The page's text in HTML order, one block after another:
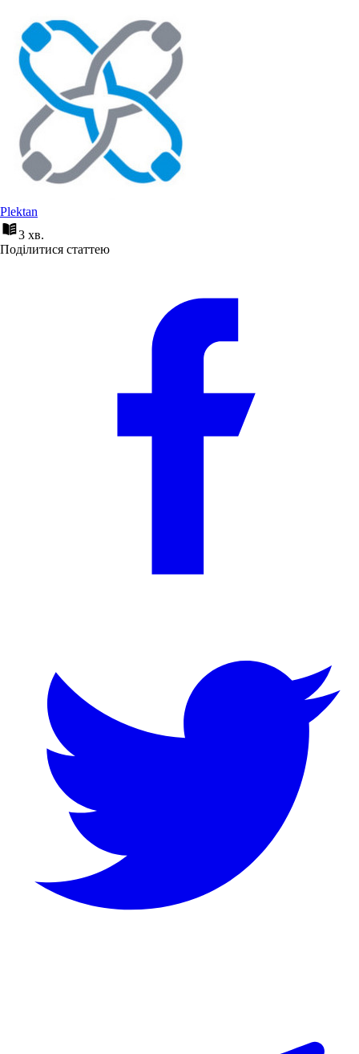
Plektan
3 хв.
Поділитися статтею